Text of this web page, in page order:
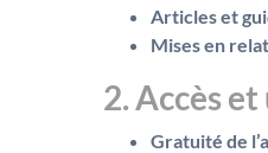
Articles et
Mises en
2. Accès
Gratuité de